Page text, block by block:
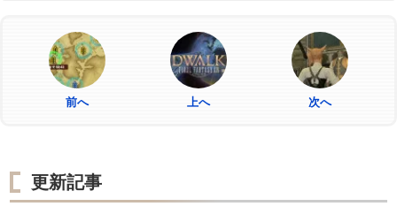
前へ 上へ 次へ
更新記事